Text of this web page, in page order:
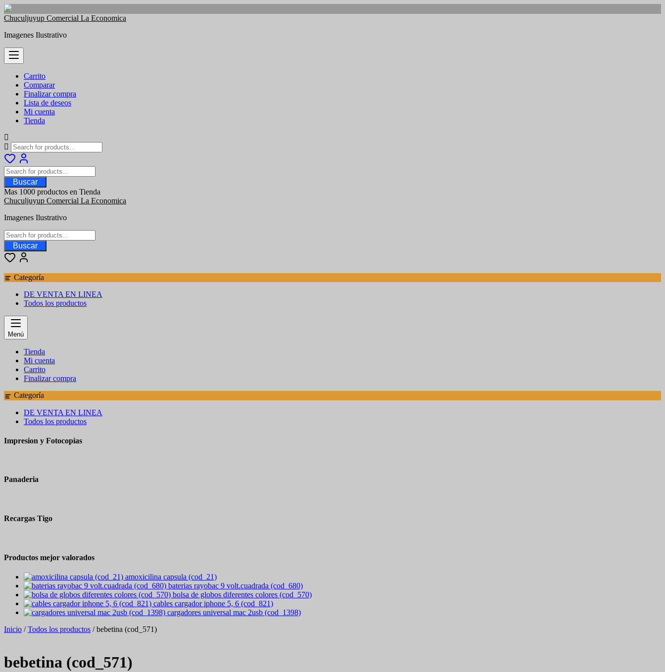
Saltar
contenido
Chuculjuyup Comercial La Economica
Imagenes Ilustrativo
Carrito
Comparar
Finalizar compra
Lista de deseos
Mi cuenta
Tienda
Buscar
Mas 1000 productos en Tienda
Chuculjuyup Comercial La Economica
Imagenes Ilustrativo
Buscar
Categoría
DE VENTA EN LINEA
Todos los productos
Menú
Tienda
Mi cuenta
Carrito
Finalizar compra
Categoría
DE VENTA EN LINEA
Todos los productos
Impresion y Fotocopias
Panaderia
Recargas Tigo
Productos mejor valorados
amoxicilina capsula (cod_21)
baterias rayobac 9 volt.cuadrada (cod_680)
bolsa de globos diferentes colores (cod_570)
cables cargador iphone 5, 6 (cod_821)
cargadores universal mac 2usb (cod_1398)
Inicio /Todos los productos / bebetina (cod_571)
bebetina (cod_571)